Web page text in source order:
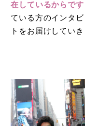
在しているからです
ている方のインタ
トをお届けしていき